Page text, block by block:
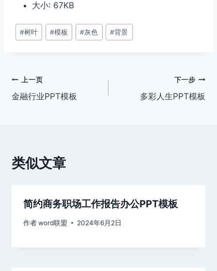
大小: 67KB
文
章
#树叶 #模板 #灰色 #背景
文
章
上一页
金融行业PPT模板
下一步
多彩人生PPT模板
类似文章
简约商务职场工作报告办公PPT模板
作者word联盟 2024年6月2日